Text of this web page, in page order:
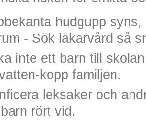
hudgupp
- Sök läkarvård så
inte ett barn till
kopp familjen.
leksaker och
rört vid.